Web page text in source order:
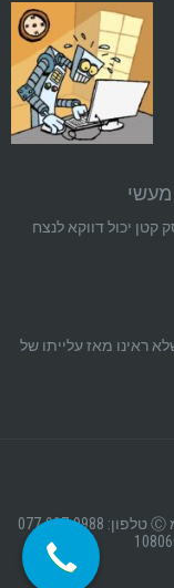
יכול דווקא לנצח
ראינו מאז עלייתו של
כל הזכויות שמורות - פריזמה קידום ופרסום בע"מ Ⓒ טלפון: 077-997-9988